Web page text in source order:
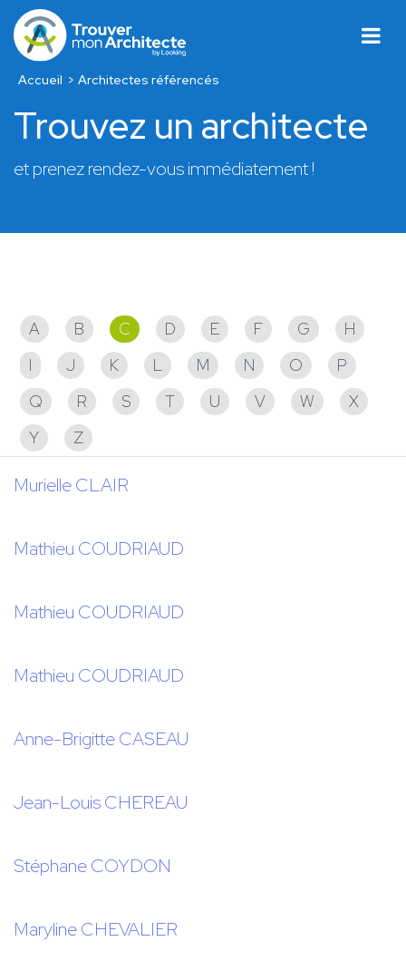
Accueil Architectes référencés
Trouvez un architecte
et prenez rendez-vous immédiatement !
A B C D E F G
H
I
J K L M N O
P
Q
R S T U V W
X
Y
Z
Murielle CLAIR
Mathieu COUDRIAUD
Mathieu COUDRIAUD
Mathieu COUDRIAUD
Anne-Brigitte CASEAU
Jean-Louis CHEREAU
Stéphane COYDON
Maryline CHEVALIER